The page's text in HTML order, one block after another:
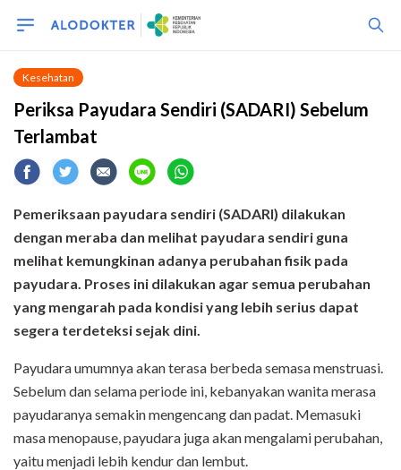
Kesehatan
Periksa Payudara Sendiri (SADARI) Sebelum
Terlambat
Pemeriksaan payudara sendiri (SADARI) dilakukan
dengan meraba dan melihat payudara sendiri guna
melihat kemungkinan adanya perubahan fisik pada
payudara. Proses ini dilakukan agar semua perubahan
yang mengarah pada kondisi yang lebih serius dapat
segera terdeteksi sejak dini.
Payudara umumnya akan terasa berbeda semasa menstruasi.
Sebelum dan selama periode ini, kebanyakan wanita merasa
payudaranya semakin mengencang dan padat. Memasuki
masa menopause, payudara juga akan mengalami perubahan,
yaitu menjadi lebih kendur dan lembut.